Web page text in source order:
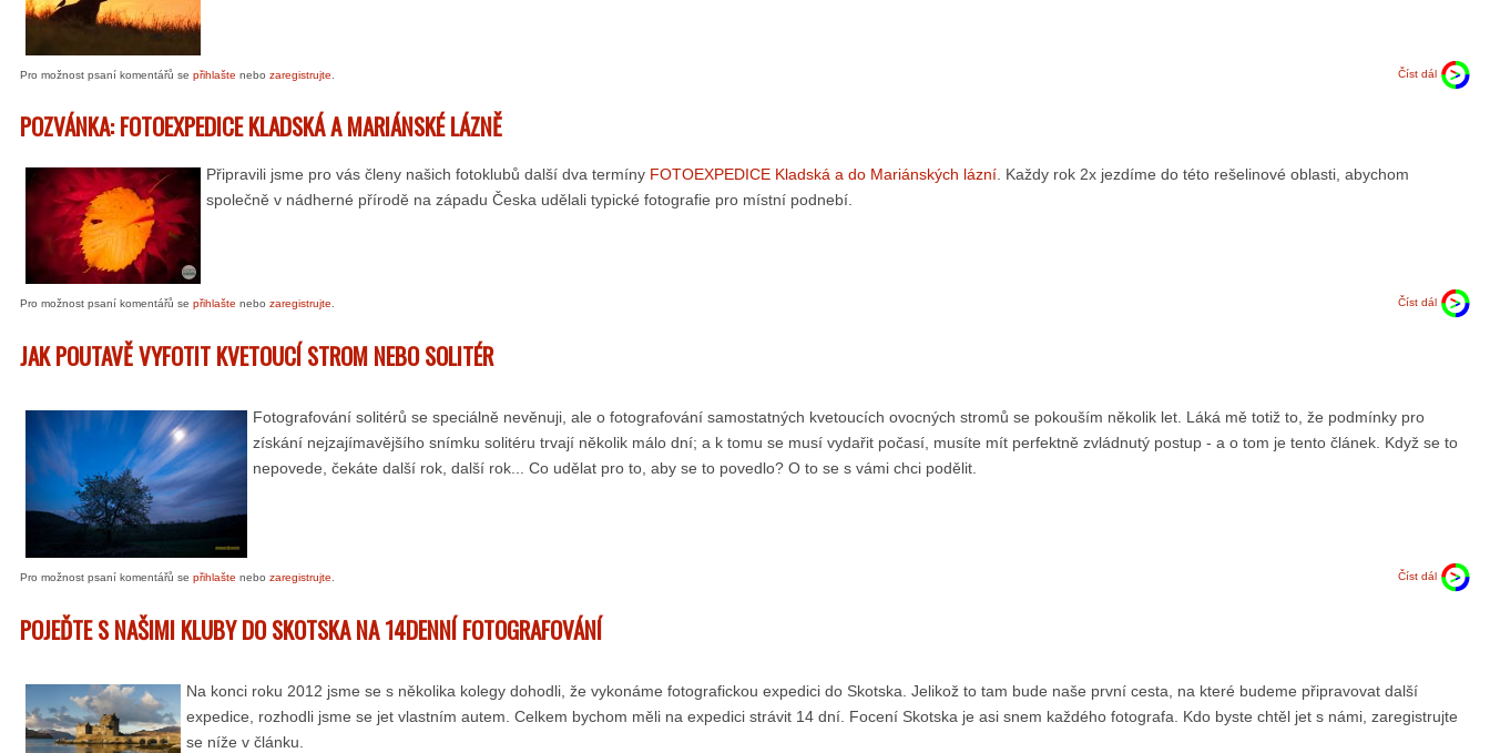
Pro možnost psaní komentářů se přihlašte nebo zaregistrujte Číst dál
POZVÁNKA: FOTOEXPEDICE KLADSKÁ A MARIÁNSKÉ LÁZNĚ
Připravili jsme pro vás členy našich fotoklubů další dva termíny FOTOEXPEDICE Kladská a do Mariánských lázní. Každy rok 2x jezdíme do této rešelinové oblasti, abychom
společně v nádherné přírodě na západu Česka udělali typické fotografie pro místní podnebí.
Pro možnost psaní komentářů se přihlašte nebo zaregistrujte. Číst dál
JAK POUTAVĚ VYFOTIT KVETOUCÍ STROM NEBO SOLITÉR
Fotografování solitérů se speciálně nevěnuji, ale o fotografování samostatných kvetoucích ovocných stromů se pokouším několik let. Láká mě totiž to, že podmínky pro
získání nejzajímavějšího snímku solitéru trvají několik málo dní; a k tomu se musí vydařit počasí, musíte mít perfektně zvládnutý postup - a o tom je tento článek. Když se to
nepovede, čekáte další rok, další rok... Co udělat pro to, aby se to povedlo? O to se s vámi chci podělit.
Pro možnost psaní komentářů se přihlašte nebo zaregistrujte. Číst dál
POJEĎTE S NAŠIMI KLUBY DO SKOTSKA NA 14DENNÍ FOTOGRAFOVÁNÍ
Na konci roku 2012 jsme se s několika kolegy dohodli, že vykonáme fotografickou expedici do Skotska. Jelikož to tam bude naše první cesta, na které budeme připravovat další
expedice, rozhodli jsme se jet vlastním autem. Celkem bychom měli na expedici strávit 14 dní. Focení Skotska je asi snem každého fotografa. Kdo byste chtěl jet s námi, zaregistrujte
se níže v článku.